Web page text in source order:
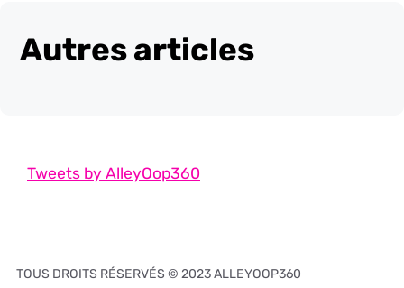
Autres articles
Tweets by AlleyOop360
TOUS DROITS RÉSERVÉS © 2023 ALLEYOOP360